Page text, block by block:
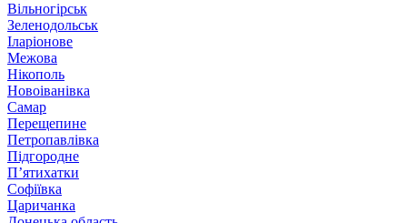
Вільногірськ
Зеленодольськ
Іларіонове
Межова
Нікополь
Новоіванівка
Самар
Перещепине
Петропавлівка
Підгородне
П’ятихатки
Софіївка
Царичанка